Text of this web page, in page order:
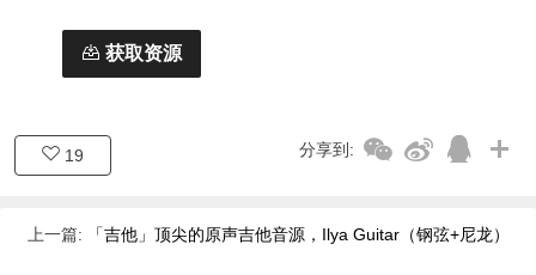
获取资源
19 分享到:
上一篇: 「吉他」顶尖的原声吉他音源，Ilya Guitar（钢弦+尼龙）